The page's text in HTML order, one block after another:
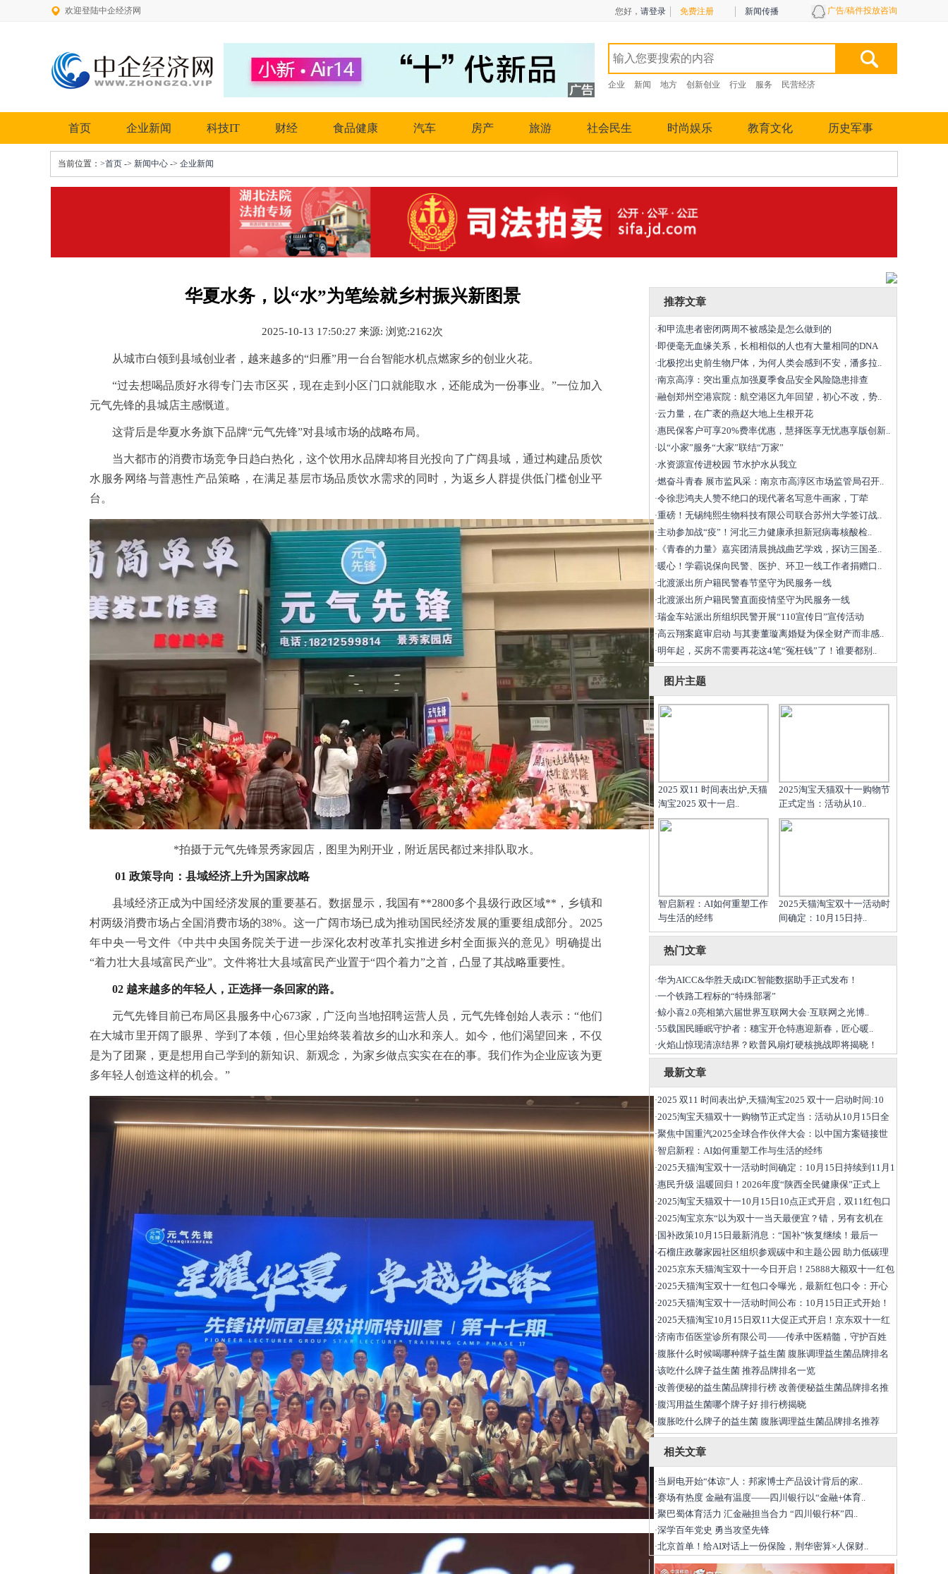
欢迎登陆中企经济网 您好， 请登录 免费注册 新闻传播 广告/稿件投放咨询
企业 新闻 地方 创新创业 行业 服务 民营经济
首页 企业新闻 科技IT 财经 食品健康 汽车 房产 旅游 社会民生 时尚娱乐 教育文化 历史军事
当前位置： >首页 -> 新闻中心 -> 企业新闻
华夏水务，以“水”为笔绘就乡村振兴新图景
2025-10-13 17:50:27 来源: 浏览:2162次
从城市白领到县域创业者，越来越多的“归雁”用一台台智能水机点燃家乡的创业火花。
“过去想喝品质好水得专门去市区买，现在走到小区门口就能取水，还能成为一份事业。”一位加入
元气先锋的县城店主感慨道。
这背后是华夏水务旗下品牌“元气先锋”对县域市场的战略布局。
当大都市的消费市场竞争日趋白热化，这个饮用水品牌却将目光投向了广阔县域，通过构建品质饮
水服务网络与普惠性产品策略，在满足基层市场品质饮水需求的同时，为返乡人群提供低门槛创业平
台。
*拍摄于元气先锋景秀家园店，图里为刚开业，附近居民都过来排队取水。
01 政策导向：县域经济上升为国家战略
县域经济正成为中国经济发展的重要基石。数据显示，我国有**2800多个县级行政区域**，乡镇和
村两级消费市场占全国消费市场的38%。这一广阔市场已成为推动国民经济发展的重要组成部分。2025
年中央一号文件《中共中央国务院关于进一步深化农村改革扎实推进乡村全面振兴的意见》明确提出
“着力壮大县域富民产业”。文件将壮大县域富民产业置于“四个着力”之首，凸显了其战略重要性。
02 越来越多的年轻人，正选择一条回家的路。
元气先锋目前已布局区县服务中心673家，广泛向当地招聘运营人员，元气先锋创始人表示：“他们
在大城市里开阔了眼界、学到了本领，但心里始终装着故乡的山水和亲人。如今，他们渴望回来，不仅
是为了团聚，更是想用自己学到的新知识、新观念，为家乡做点实实在在的事。我们作为企业应该为更
多年轻人创造这样的机会。”
推荐文章
·和甲流患者密闭两周不被感染是怎么做到的
·即便毫无血缘关系，长相相似的人也有大量相同的DNA
·北极挖出史前生物尸体，为何人类会感到不安，潘多拉..
·南京高淳：突出重点加强夏季食品安全风险隐患排查
·融创郑州空港宸院：航空港区九年回望，初心不改，势..
·云力量，在广袤的燕赵大地上生根开花
·惠民保客户可享20%费率优惠，慧择医享无忧惠享版创新..
· 以“小家”服务“大家”联结“万家”
·水资源宣传进校园 节水护水从我立
·燃奋斗青春 展市监风采：南京市高淳区市场监管局召开..
·令徐悲鸿夫人赞不绝口的现代著名写意牛画家，丁荦
·重磅！无锡纯熙生物科技有限公司联合苏州大学签订战..
·主动参加战“疫”！河北三力健康承担新冠病毒核酸检..
· 《青春的力量》嘉宾团清晨挑战曲艺学戏，探访三国圣..
·暖心！学霸说保向民警、医护、环卫一线工作者捐赠口..
·北渡派出所户籍民警春节坚守为民服务一线
·北渡派出所户籍民警直面疫情坚守为民服务一线
·瑞金车站派出所组织民警开展“110宣传日”宣传活动
·高云翔案庭审启动 与其妻董璇离婚疑为保全财产而非感..
·明年起，买房不需要再花这4笔“冤枉钱”了！谁要都别..
图片主题
2025 双11 时间表出炉,天猫
淘宝2025 双十一启..
2025淘宝天猫双十一购物节
正式定当：活动从10..
智启新程：AI如何重塑工作
与生活的经纬
2025天猫淘宝双十一活动时
间确定：10月15日持..
热门文章
·华为AICC&华胜天成iDC智能数据助手正式发布！
·一个铁路工程标的“特殊部署”
·鲸小喜2.0亮相第六届世界互联网大会·互联网之光博..
·55载国民睡眠守护者：穗宝开仓特惠迎新春，匠心暖..
·火焰山惊现清凉结界？欧普风扇灯硬核挑战即将揭晓！
最新文章
·2025 双11 时间表出炉,天猫淘宝2025 双十一启动时间:10
·2025淘宝天猫双十一购物节正式定当：活动从10月15日全
·聚焦中国重汽2025全球合作伙伴大会：以中国方案链接世
·智启新程：AI如何重塑工作与生活的经纬
·2025天猫淘宝双十一活动时间确定：10月15日持续到11月1
·惠民升级 温暖回归！2026年度“陕西全民健康保”正式上
·2025淘宝天猫双十一10月15日10点正式开启，双11红包口
·2025淘宝京东“以为双十一当天最便宜？错，另有玄机在
· 国补政策10月15日最新消息：“国补”恢复继续！最后一
·石榴庄政馨家园社区组织参观碳中和主题公园 助力低碳理
·2025京东天猫淘宝双十一今日开启！25888大额双十一红包
·2025天猫淘宝双十一红包口令曝光，最新红包口令：开心
·2025天猫淘宝双十一活动时间公布：10月15日正式开始！
·2025天猫淘宝10月15日双11大促正式开启！京东双十一红
·济南市佰医堂诊所有限公司——传承中医精髓，守护百姓
·腹胀什么时候喝哪种牌子益生菌 腹胀调理益生菌品牌排名
·该吃什么牌子益生菌 推荐品牌排名一览
·改善便秘的益生菌品牌排行榜 改善便秘益生菌品牌排名推
·腹泻用益生菌哪个牌子好 排行榜揭晓
·腹胀吃什么牌子的益生菌 腹胀调理益生菌品牌排名推荐
相关文章
·当厨电开始“体谅”人：邦家博士产品设计背后的家..
·赛场有热度 金融有温度——四川银行以“金融+体育..
·聚巴蜀体育活力 汇金融担当合力 “四川银行杯”四..
·深学百年党史 勇当攻坚先锋
·北京首单！给AI对话上一份保险，荆华密算×人保财..